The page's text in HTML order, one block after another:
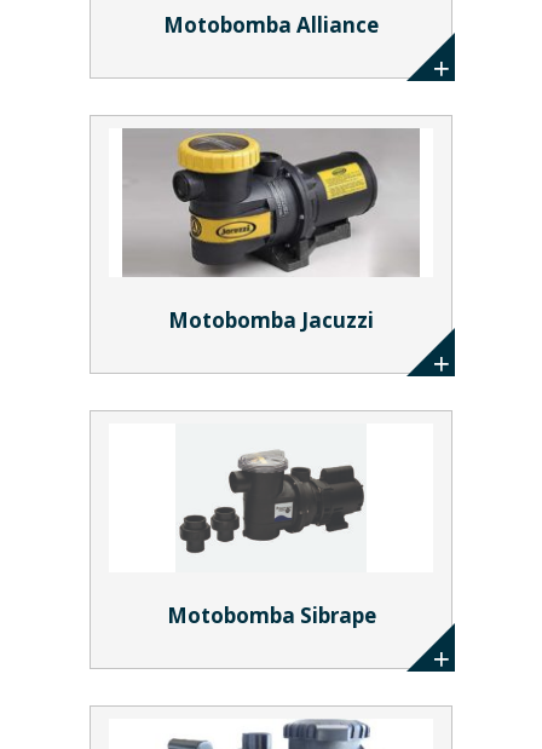
Motobomba Alliance
Motobomba Jacuzzi
Motobomba Sibrape